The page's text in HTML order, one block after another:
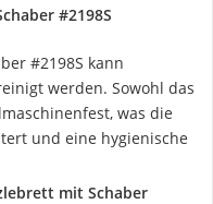
#2198S
#2198S kann
werden. Sowohl das
was die
und eine hygienische
mit Schaber